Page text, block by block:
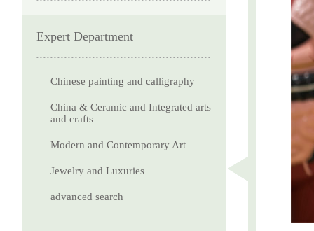
Expert Department
Chinese painting and calligraphy
China & Ceramic and Integrated arts
and crafts
Modern and Contemporary Art
Jewelry and Luxuries
advanced search